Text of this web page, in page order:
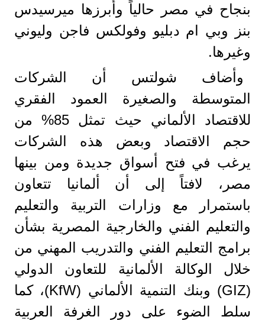
بنجاح في مصر حالياً وأبرزها ميرسيدس
بنز وبي ام دبليو وفولكس فاجن وليوني
وغيرها.
وأضاف شولتس أن الشركات
المتوسطة والصغيرة العمود الفقري
للاقتصاد الألماني حيث تمثل 85% من
حجم الاقتصاد وبعض هذه الشركات
يرغب في فتح أسواق جديدة ومن بينها
مصر، لافتاً إلى أن ألمانيا تتعاون
باستمرار مع وزارات التربية والتعليم
والتعليم الفني والخارجية المصرية بشأن
برامج التعليم الفني والتدريب المهني من
خلال الوكالة الألمانية للتعاون الدولي
(GIZ) وبنك التنمية الألماني (KfW)، كما
سلط الضوء على دور الغرفة العربية